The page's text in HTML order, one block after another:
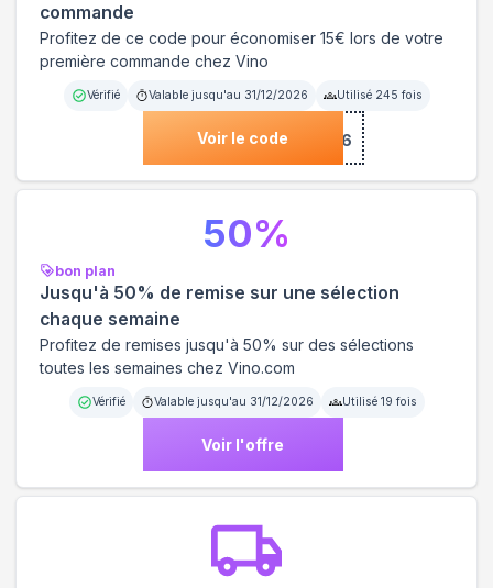
commande
Profitez de ce code pour économiser 15€ lors de votre
première commande chez Vino
Vérifié Valable jusqu'au 31/12/2026 Utilisé 245 fois
Voir le code
***NVENUE15V6
bon plan
Jusqu'à 50% de remise sur une sélection
chaque semaine
Profitez de remises jusqu'à 50% sur des sélections
toutes les semaines chez Vino.com
Vérifié Valable jusqu'au 31/12/2026 Utilisé 19 fois
Voir l'offre
50%